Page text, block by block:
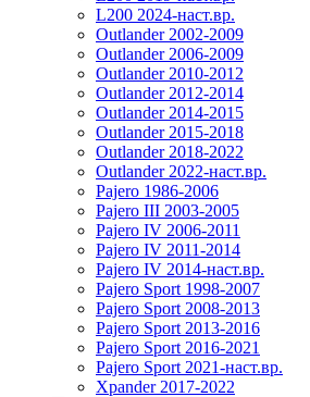
L200 2024-наст.вр.
Outlander 2002-2009
Outlander 2006-2009
Outlander 2010-2012
Outlander 2012-2014
Outlander 2014-2015
Outlander 2015-2018
Outlander 2018-2022
Outlander 2022-наст.вр.
Pajero 1986-2006
Pajero III 2003-2005
Pajero IV 2006-2011
Pajero IV 2011-2014
Pajero IV 2014-наст.вр.
Pajero Sport 1998-2007
Pajero Sport 2008-2013
Pajero Sport 2013-2016
Pajero Sport 2016-2021
Pajero Sport 2021-наст.вр.
Xpander 2017-2022